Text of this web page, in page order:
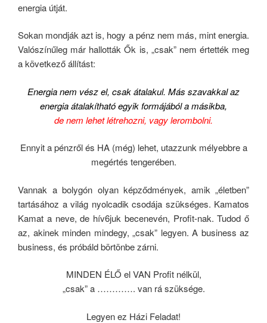
energia útját.
Sokan mondják azt is, hogy a pénz nem más, mint energia.
Valószínűleg már hallották Ők is, „csak” nem értették meg
a következő állítást:
Energia nem vész el, csak átalakul. Más szavakkal az
energia átalakítható egyik formájából a másikba,
de nem lehet létrehozni, vagy lerombolni.
Ennyit a pénzről és HA (még) lehet, utazzunk mélyebbre a
megértés tengerében.
Vannak a bolygón olyan képződmények, amik „életben”
tartásához a világ nyolcadik csodája szükséges. Kamatos
Kamat a neve, de hív6juk becenevén, Profit-nak. Tudod ő
az, akinek minden mindegy, „csak” legyen. A business az
business, és próbáld börtönbe zárni.
MINDEN ÉLŐ el VAN Profit nélkül,
„csak” a …………. van rá szüksége.
Legyen ez Házi Feladat!